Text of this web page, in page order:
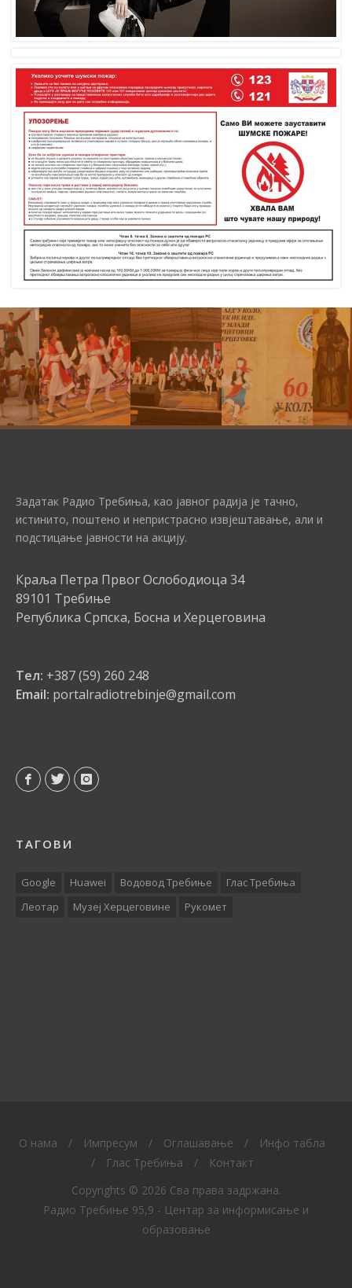
Задатак Радио Требиња, као јавног радија је тачно,
истинито, поштено и непристрасно извјештавање, али и
подстицање јавности на акцију.
Краља Петра Првог Ослободиоца 34
89101 Требиње
Република Српска, Босна и Херцеговина
Тел: +387 (59) 260 248
Email: portalradiotrebinje@gmail.com
ТАГОВИ
Google Huawei Водовод Требиње
Глас Требиња
Леотар
Музеј Херцеговине Рукомет
O нама / Импресум / Оглашавање /
Инфо табла
/
Глас Требиња /
Контакт
Copyrights © 2026 Сва права задржана.
Радио Требиње 95,9 - Центар за информисање и
образовање